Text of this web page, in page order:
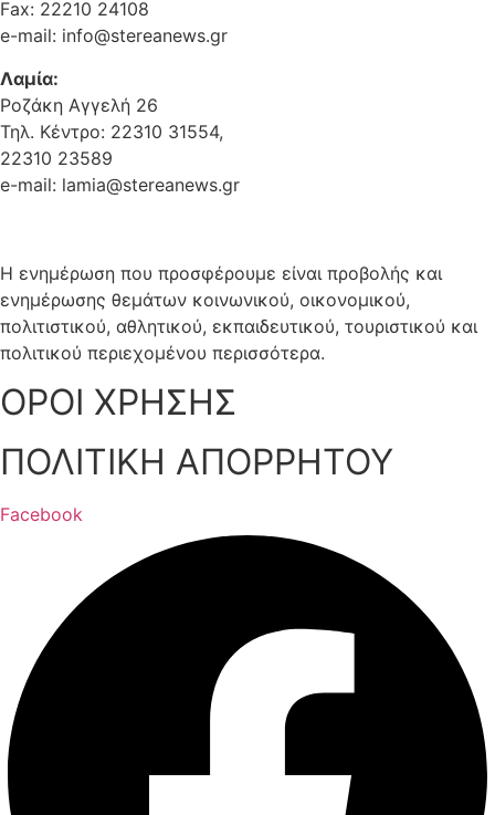
Fax: 22210 24108
e-mail: info@stereanews.gr
Λαμία:
Ροζάκη Αγγελή 26
Τηλ. Κέντρο: 22310 31554,
22310 23589
e-mail: lamia@stereanews.gr
Η ενημέρωση που προσφέρουμε είναι προβολής και
ενημέρωσης θεμάτων κοινωνικού, οικονομικού,
πολιτιστικού, αθλητικού, εκπαιδευτικού, τουριστικού και
πολιτικού περιεχομένου περισσότερα.
ΟΡΟΙ ΧΡΗΣΗΣ
ΠΟΛΙΤΙΚΗ ΑΠΟΡΡΗΤΟΥ
Facebook